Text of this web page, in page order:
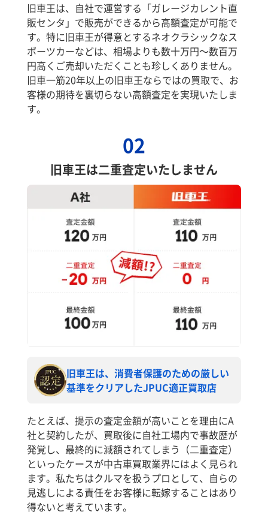
旧車王は、自社で運営する「ガレージカレント直
販センタ」で販売ができるから高額査定が可能で
す。特に旧車王が得意とするネオクラシックなス
ポーツカーなどは、相場よりも数十万円～数百万
円高くご売却いただくことも珍しくありません。
旧車一筋20年以上の旧車王ならではの買取で、お
客様の期待を裏切らない高額査定を実現いたしま
す。
02
旧車王は二重査定いたしません
旧車王は、消費者保護のための厳しい
基準をクリアしたJPUC適正買取店
たとえば、提示の査定金額が高いことを理由にA
社と契約したが、買取後に自社工場内で事故歴が
発覚し、最終的に減額されてしまう（二重査定）
といったケースが中古車買取業界にはよく見られ
ます。私たちはクルマを扱うプロとして、自らの
見逃しによる責任をお客様に転嫁することはあり
得ないと考えています。